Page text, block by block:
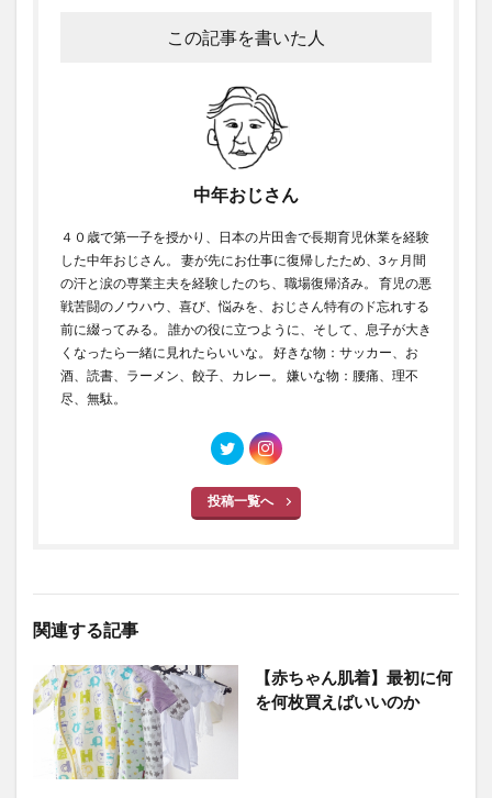
この記事を書いた人
中年おじさん
４０歳で第一子を授かり、日本の片田舎で長期育児休業を経験
した中年おじさん。 妻が先にお仕事に復帰したため、3ヶ月間
の汗と涙の専業主夫を経験したのち、職場復帰済み。 育児の悪
戦苦闘のノウハウ、喜び、悩みを、おじさん特有のド忘れする
前に綴ってみる。 誰かの役に立つように、そして、息子が大き
くなったら一緒に見れたらいいな。 好きな物：サッカー、お
酒、読書、ラーメン、餃子、カレー。 嫌いな物：腰痛、理不
尽、無駄。
投稿一覧へ
関連する記事
【赤ちゃん肌着】最初に何
を何枚買えばいいのか